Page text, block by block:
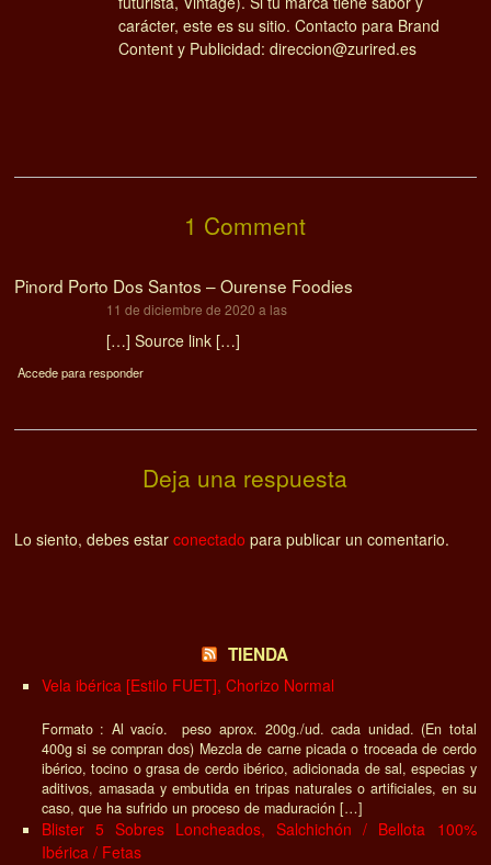
carácter, este es su sitio. Contacto para Brand
Content y Publicidad: direccion@zurired.es
1 Comment
Pinord Porto Dos Santos – Ourense Foodies
11 de diciembre de 2020 a las
[…] Source link […]
Accede para responder
Deja una respuesta
Lo siento, debes estarconectado para publicar un comentario.
TIENDA
Vela ibérica [Estilo FUET], Chorizo Normal
Formato : Al vacío. peso aprox. 200g./ud. cada unidad. (En total
400g si se compran dos) Mezcla de carne picada o troceada de cerdo
ibérico, tocino o grasa de cerdo ibérico, adicionada de sal, especias y
aditivos, amasada y embutida en tripas naturales o artificiales, en su
caso, que ha sufrido un proceso de maduración […]
Blister 5 Sobres Loncheados, Salchichón / Bellota 100%
Ibérica / Fetas